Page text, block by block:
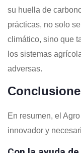
su huella de
prácticas, no solo
climático, sino que
los sistemas
adversas.
En resumen, el
innovador y